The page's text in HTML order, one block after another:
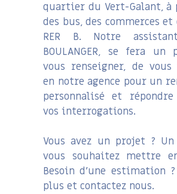
quartier du Vert-Galant,
des bus, des commerces
RER B. Notre
BOULANGER, se fera
vous renseigner, de
en notre agence pour un
personnalisé et
vos interrogations.
Vous avez un projet ?
vous souhaitez mettre
Besoin d’une estimation ?
plus et contactez nous.